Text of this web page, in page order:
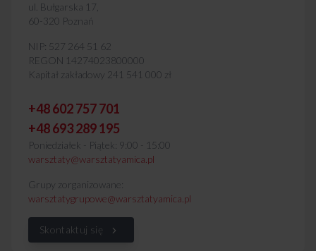
ul. Bułgarska 17,
60-320 Poznań
NIP: 527 264 51 62
REGON 14274023800000
Kapitał zakładowy 241 541 000 zł
+48 602 757 701
+48 693 289 195
Poniedziałek - Piątek: 9:00 - 15:00
warsztaty@warsztatyamica.pl
Grupy zorganizowane:
warsztatygrupowe@warsztatyamica.pl
Skontaktuj się